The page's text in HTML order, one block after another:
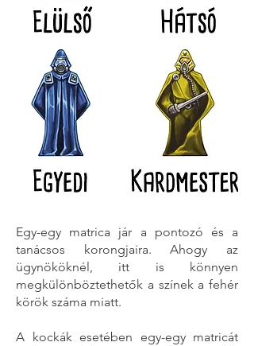
Egy-egy matrica jár a pontozó és a
tanácsos korongjaira. Ahogy az
ügynököknél, itt is könnyen
megkülönböztethetők a színek a fehér
körök száma miatt.
A kockák esetében egy-egy matricát